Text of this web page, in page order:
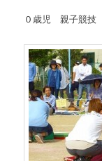
０歳児 親子競技